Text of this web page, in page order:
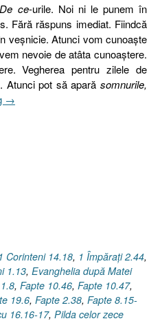
De ce-urile. Noi ni le punem în
Fără răspuns imediat. Fiindcă
veşnicie. Atunci vom cunoaşte
nevoie de atâta cunoaştere.
Vegherea pentru zilele de
. Atunci pot să aparăsomnurile,
„Pilda
[Matei
25.5-
6]”
→
1 Corinteni 14.18, 1 Împăraţi 2.44,
1.13, Evanghelia după Matei
, Fapte 10.46, Fapte 10.47,
19.6, Fapte 2.38, Fapte 8.15-
16.16-17, Pilda celor zece